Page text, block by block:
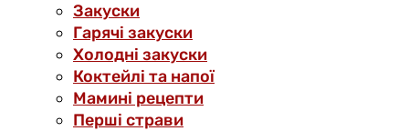
Закуски
Гарячі закуски
Холодні закуски
Коктейлі та напої
Мамині рецепти
Перші страви